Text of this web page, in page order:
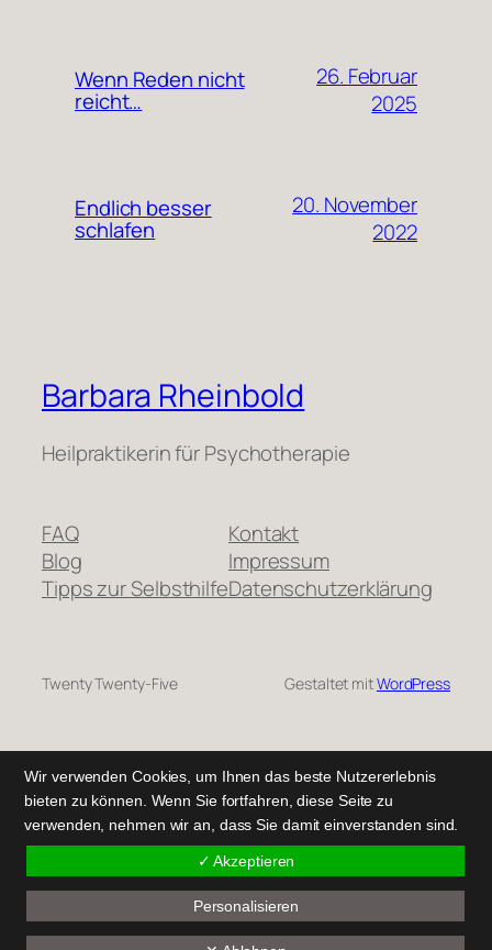
Wenn Reden nicht
reicht…
26. Februar
2025
Endlich besser
schlafen
20. November
2022
Barbara Rheinbold
Heilpraktikerin für Psychotherapie
FAQ
Blog
Tipps zur Selbsthilfe
Kontakt
Impressum
Datenschutzerklärung
Twenty Twenty-Five Gestaltet mitWordPress
Wir verwenden Cookies, um Ihnen das beste Nutzererlebnis
bieten zu können. Wenn Sie fortfahren, diese Seite zu
verwenden, nehmen wir an, dass Sie damit einverstanden sind.
✓ Akzeptieren
Personalisieren